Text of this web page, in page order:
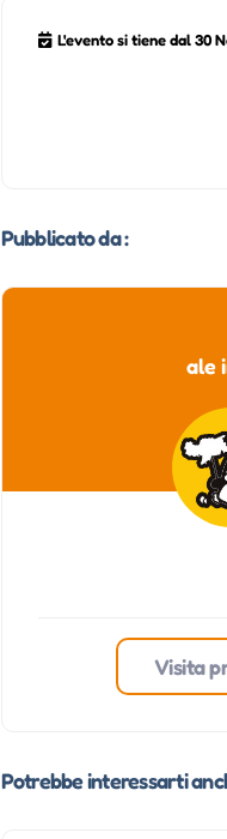
L'evento si tiene dal 30
Pubblicato da :
ale
Visita
Potrebbe interessarti